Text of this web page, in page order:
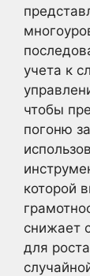
учета к
чтобы
погоню
которой
снижает
для